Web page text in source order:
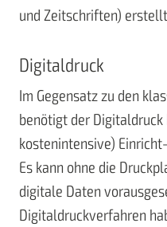
und Zeitschriften)
Digitaldruck
Im Gegensatz zu den
benötigt der
kostenintensive)
Es kann ohne die
digitale Daten
Digitaldruckverfahren